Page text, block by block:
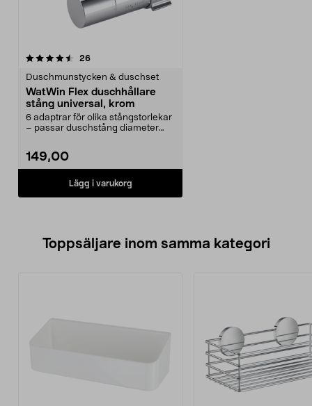
26recensioner
Duschmunstycken & duschset
WatWin Flex duschhållare
stång universal, krom
6 adaptrar för olika stångstorlekar
– passar duschstång diameter
149,00
Lägg i varukorg
Toppsäljare inom samma kategori